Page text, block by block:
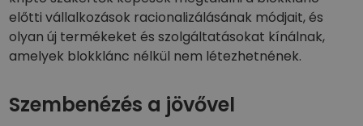
előtti vállalkozások racionalizálásának módjait, és
olyan új termékeket és szolgáltatásokat kínálnak,
amelyek blokklánc nélkül nem létezhetnének.
Szembenézés a jövővel